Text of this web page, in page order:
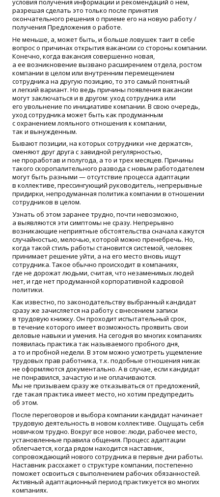
условия получения информации и рекомендаций о нем,
разрешая сделать это только после принятия
окончательного решения о приеме его на новую работу /
получения Предложения о работе.
Не меньше, а, может быть, и больше ловушек таит в себе
вопрос о причинах открытия вакансии со стороны компании.
Конечно, когда вакансия совершенно новая,
а ее возникновение вызвано расширением отдела, ростом
компании в целом или внутренним перемещением
сотрудника на другую позицию, то это самый понятный
и легкий вариант. Но ведь причины появления вакансии
могут заключаться и в другом: уход сотрудника или
его увольнение по инициативе компании. В свою очередь,
уход сотрудника может быть как продуманным
с охранением лояльного отношения к компании,
так и вынужденным.
Бывают позиции, на которых сотрудники «не держатся»,
сменяют друг друга с завидной регулярностью,
не проработав и полугода, а то и трех месяцев. Причины
такого скоропалительного развода с новым работодателем
могут быть разными — отсутствие процесса адаптации
в коллективе, прессингующий руководитель, непрерывные
придирки, непродуманная политика компании в отношении
сотрудников в целом.
Узнать об этом заранее трудно, почти невозможно,
а выявляются эти симптомы не сразу. Непрерывно
возникающие неприятные обстоятельства сначала кажутся
случайностью, мелочью, которой можно пренебречь. Но,
когда такой стиль работы становится системой, человек
принимает решение уйти, а на его место вновь ищут
сотрудника. Такое обычно происходит в компаниях,
где не дорожат людьми, считая, что незаменимых людей
нет, и где нет продуманной корпоративной кадровой
политики.
Как известно, по законодательству выбранный кандидат
сразу же зачисляется на работу с внесением записи
в трудовую книжку. Он проходит испытательный срок,
в течение которого имеет возможность проявить свои
деловые навыки и умения. На сегодня во многих компаниях
появилась практика так называемого пробного дня,
а то и пробной недели. В этом можно усмотреть ущемление
трудовых прав работника, т.к. подобные отношения никак
не оформляются документально. А в случае, если кандидат
не понравился, зачастую и не оплачиваются.
Мы не призываем сразу же отказываться от предложений,
где такая практика имеет место, но хотим предупредить
об этом.
После переговоров и выбора компании кандидат начинает
трудовую деятельность в новом коллективе. Ощущать себя
новичком трудно. Вокруг все новое: люди, рабочее место,
установленные правила общения. Процесс адаптации
облегчается, когда рядом находится наставник,
сопровождающий нового сотрудника в первые дни работы.
Наставник расскажет о структуре компании, постепенно
поможет освоиться с выполнением рабочих обязанностей.
Активный адаптационный период практикуется во многих
компаниях.